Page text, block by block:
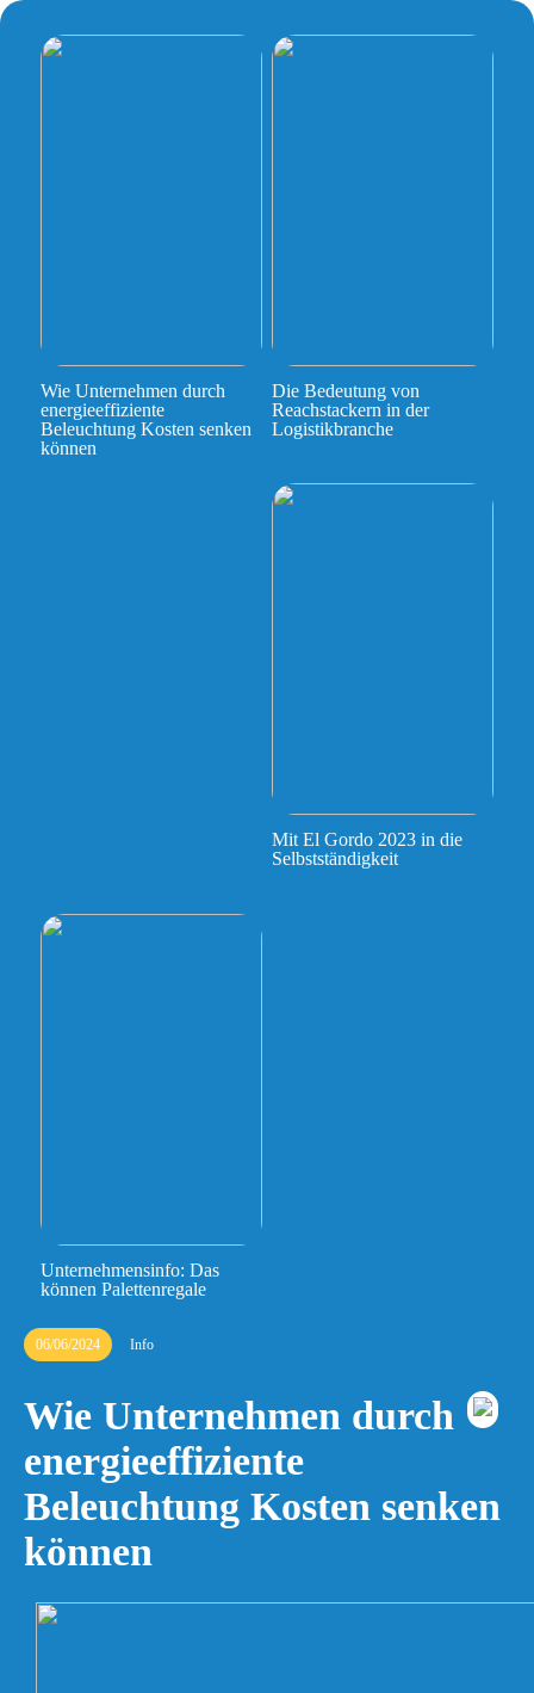
Wie Unternehmen durch
energieeffiziente
Beleuchtung Kosten senken
können
Die Bedeutung von
Reachstackern in der
Logistikbranche
Mit El Gordo 2023 in die
Selbstständigkeit
Unternehmensinfo: Das
können Palettenregale
06/06/2024 Info
Wie Unternehmen durch
energieeffiziente
Beleuchtung Kosten senken
können